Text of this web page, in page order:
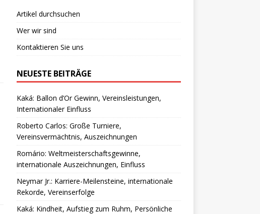
Artikel durchsuchen
Wer wir sind
Kontaktieren Sie uns
NEUESTE BEITRÄGE
Kaká: Ballon d’Or Gewinn, Vereinsleistungen,
Internationaler Einfluss
Roberto Carlos: Große Turniere,
Vereinsvermächtnis, Auszeichnungen
Romário: Weltmeisterschaftsgewinne,
internationale Auszeichnungen, Einfluss
Neymar Jr.: Karriere-Meilensteine, internationale
Rekorde, Vereinserfolge
Kaká: Kindheit, Aufstieg zum Ruhm, Persönliche